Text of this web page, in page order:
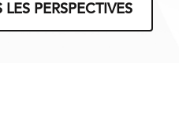
PERSPECTIVES